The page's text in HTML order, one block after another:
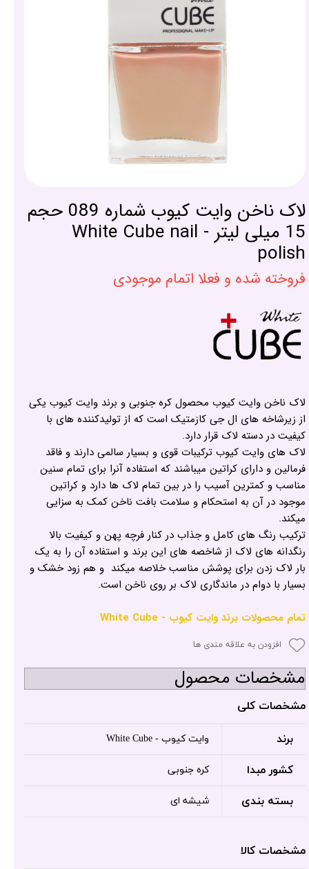
لاک ناخن وایت کیوب شماره 089 حجم
15 میلی لیتر - White Cube nail
polish
فروخته شده و فعلا اتمام موجودی
لاک ناخن وایت کیوب محصول کره جنوبی و برند وایت کیوب یکی
از زیرشاخه های ال جی کازمتیک است که از تولیدکننده های با
کیفیت در دسته لاک قرار دارد.
لاک های وایت کیوب ترکیبات قوی و بسیار سالمی دارند و فاقد
فرمالین و دارای کراتین میباشند که استفاده آنرا برای تمام سنین
مناسب و کمترین آسیب را در بین تمام لاک ها دارد و کراتین
موجود در آن به استحکام و سلامت بافت ناخن کمک به سزایی
میکند.
ترکیب رنگ های کامل و جذاب در کنار فرچه پهن و کیفیت بالا
رنگدانه های لاک از شاخصه های این برند و استفاده آن را به یک
بار لاک زدن برای پوشش مناسب خلاصه میکند و هم زود خشک و
بسیار با دوام در ماندگاری لاک بر روی ناخن است.
تمام محصولات برند وایت کیوب - White Cube
افزودن به علاقه مندی ها
مشخصات محصول
مشخصات کلی
برند وایت کیوب - White Cube
کشور مبدا کره جنوبی
بسته بندی شیشه ای
مشخصات کالا